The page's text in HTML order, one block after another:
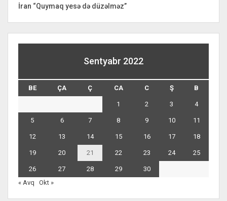
İran “Quymaq yesə də düzəlməz”
Sentyabr 2022
BE ÇA Ç CA C Ş B
1 2 3 4
5 6 7 8 9 10 11
12 13 14 15 16 17 18
19 20 21 22 23 24 25
26 27 28 29
30
« Avq
Okt »